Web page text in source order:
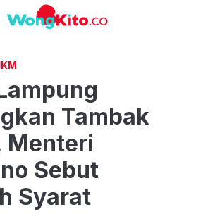
Tambak
Menteri
Sebut
Syarat